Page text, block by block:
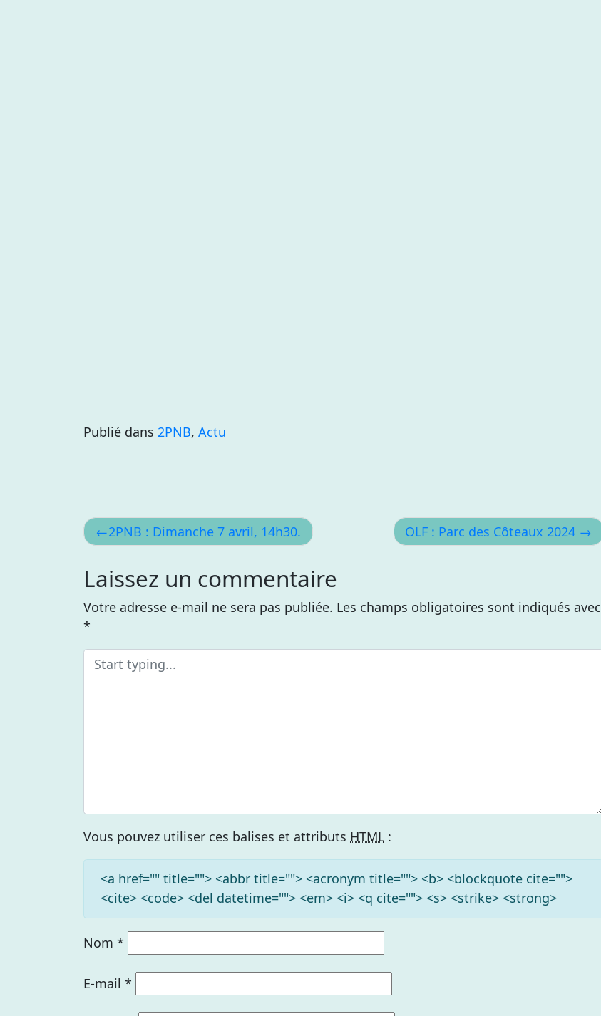
Publié dans 2PNB, Actu
Navigation
de
l’article
2PNB : Dimanche 7 avril, 14h30. OLF : Parc des Côteaux 2024
Laissez un commentaire
Votre adresse e-mail ne sera pas publiée. Les champs obligatoires sont indiqués avec
*
Vous pouvez utiliser ces balises et attributs HTML :
<a href="" title=""> <abbr title=""> <acronym title=""> <b> <blockquote cite="">
<cite> <code> <del datetime=""> <em> <i> <q cite=""> <s> <strike> <strong>
Nom *
E-mail *